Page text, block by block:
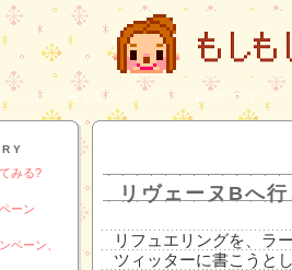
ンタジー11のファンブログです。
リヴェーヌBへ
リフュエリングを、ラ
ツィッターに書こうと
みる?
ーン
ペーン、